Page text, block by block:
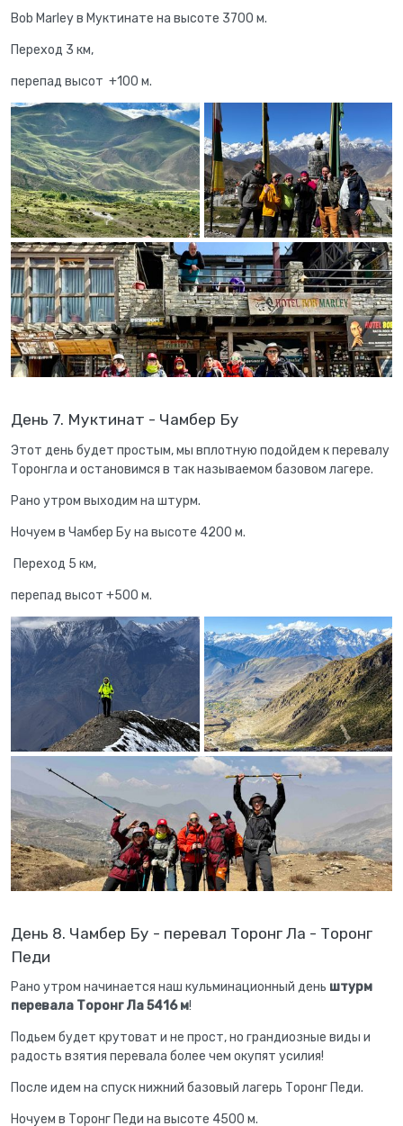
Bob Marley в Муктинате на высоте 3700 м.
Переход 3 км,
перепад высот +100 м.
День 7. Муктинат - Чамбер Бу
Этот день будет простым, мы вплотную подойдем к перевалу
Торонгла и остановимся в так называемом базовом лагере.
Рано утром выходим на штурм.
Ночуем в Чамбер Бу на высоте 4200 м.
Переход 5 км,
перепад высот +500 м.
День 8. Чамбер Бу - перевал Торонг Ла - Торонг
Педи
Рано утром начинается наш кульминационный день штурм
перевала Торонг Ла 5416 м!
Подьем будет крутоват и не прост, но грандиозные виды и
радость взятия перевала более чем окупят усилия!
После идем на спуск нижний базовый лагерь Торонг Педи.
Ночуем в Торонг Педи на высоте 4500 м.